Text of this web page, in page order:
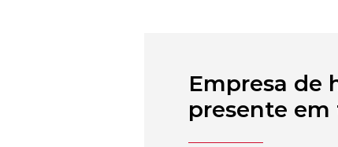
Empresa de
presente